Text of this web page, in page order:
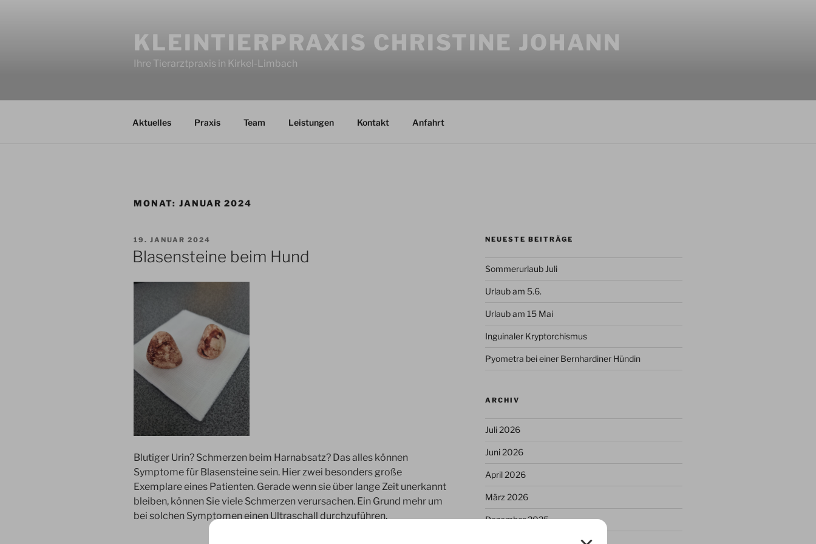
KLEINTIERPRAXIS CHRISTINE JOHANN
Ihre Tierarztpraxis in Kirkel-Limbach
Aktuelles Praxis Team Leistungen Kontakt Anfahrt
MONAT: JANUAR 2024
VERÖFFENTLICHT
AM
19. JANUAR 2024
Blasensteine beim Hund
Blutiger Urin? Schmerzen beim Harnabsatz? Das alles können
Symptome für Blasensteine sein. Hier zwei besonders große
Exemplare eines Patienten. Gerade wenn sie über lange Zeit unerkannt
bleiben, können Sie viele Schmerzen verursachen. Ein Grund mehr um
bei solchen Symptomen einen Ultraschall durchzuführen.
NEUESTE BEITRÄGE
Sommerurlaub Juli
Urlaub am 5.6.
Urlaub am 15 Mai
Inguinaler Kryptorchismus
Pyometra bei einer Bernhardiner Hündin
ARCHIV
Juli 2026
Juni 2026
April 2026
März 2026
Dezember 2025